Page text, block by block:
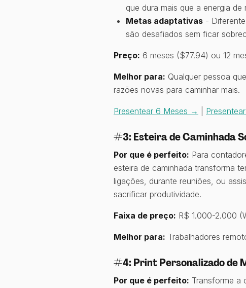
que dura mais que a energia
Metas adaptativas -
são desafiados sem ficar
Preço: 6 meses ($77.94) ou 12
Melhor para: Qualquer pessoa
razões novas para caminhar mais.
Presentear 6 Meses →
#3: Esteira de Caminhada
Por que é perfeito: Para
esteira de caminhada transforma
ligações, durante reuniões, ou
sacrificar produtividade.
Faixa de preço: R$ 1.000-2.000
Melhor para: Trabalhadores
#4: Print Personalizado de
Por que é perfeito: Transforme a